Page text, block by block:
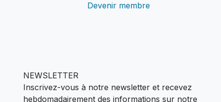
Devenir membre
NEWSLETTER
Inscrivez-vous à notre newsletter et recevez
hebdomadairement des informations sur notre